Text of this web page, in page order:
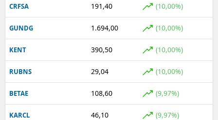
CRFSA 191,40 (10,00%)
GUNDG 1.694,00 (10,00%)
KENT 390,50 (10,00%)
RUBNS 29,04 (10,00%)
BETAE 108,60 (9,97%)
KARCL 46,10 (9,97%)